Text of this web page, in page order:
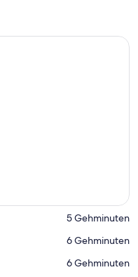
‪5 Gehminuten‬
‪6 Gehminuten‬
‪6 Gehminuten‬